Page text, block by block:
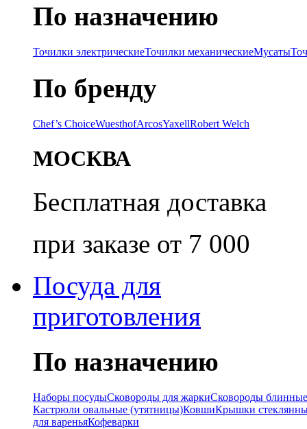
По назначению
Точилки электрическиеТочилки механическиеМусаты
По бренду
Chef’s ChoiceWuesthofArcosYaxellRobert Welch
МОСКВА
Бесплатная доставка
при заказе от 7 000
Посуда для
приготовления
По назначению
Наборы посудыСковороды для жаркиСковороды блинные
Кастрюли овальные (утятницы)КовшиКрышки
для вареньяКофеварки